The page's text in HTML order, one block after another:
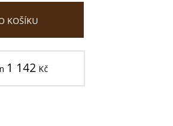
KOŠÍKU
1 142 Kč